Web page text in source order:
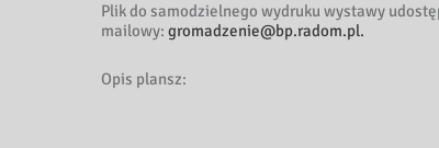
Plik do samodzielnego wydruku wystawy
mailowy: gromadzenie@bp.radom.pl.
Opis plansz: